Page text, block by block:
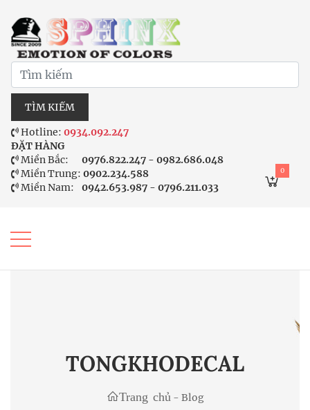
TÌM KIẾM
Hotline: 0934.092.247
ĐẶT HÀNG
Miền Bắc:
0976.822.247 - 0982.686.048
Miền Trung: 0902.234.588
Miền Nam:
0942.653.987 - 0796.211.033
0
TONGKHODECAL
Trang chủ - Blog